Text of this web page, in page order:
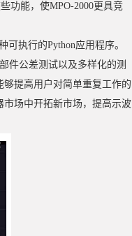
功能，使MPO-2000更具竞
执行的Python应用程序。
件公差测试以及多样化的测
提高用户对简单重复工作的
市场中开拓新市场，提高示波